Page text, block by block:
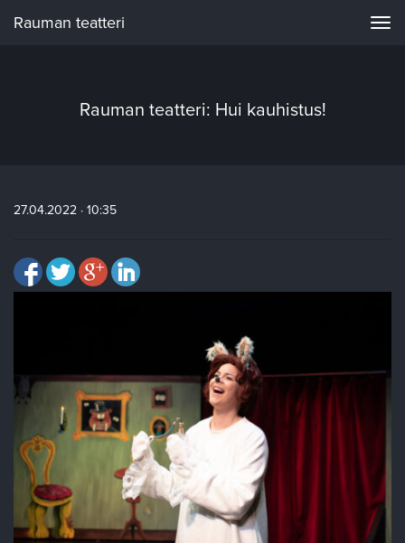
Rauman teatteri
Rauman teatteri: Hui kauhistus!
27.04.2022 · 10:35